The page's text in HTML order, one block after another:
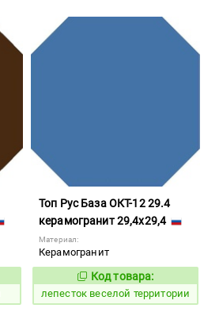
Топ Рус База ОКТ-12 29.4
керамогранит 29,4x29,4
Материал:
Керамогранит
860604
Код товара:
лепесток веселой территории